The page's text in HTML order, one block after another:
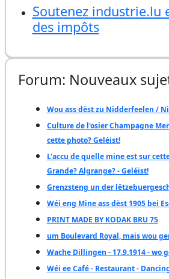
Soutenez industrie.lu
des impôts
Forum: Nouveaux
Wou ass dëst zu Nidderfeelen /
Culture de l'osier Champagne
cette photo? Geléist!
L'accu de quelle mine est sur
Grande? Algrange? - Geléist!
Grenzsteng un der
Wéi eng Mine ass dëst 1905 bei
PRINT MADE BY KODAK BRU 75
um Boulevard Royal, mais wou
Wache Dillingen - 17.9.1914 - wo
Wéi ee Café - Restaurant -